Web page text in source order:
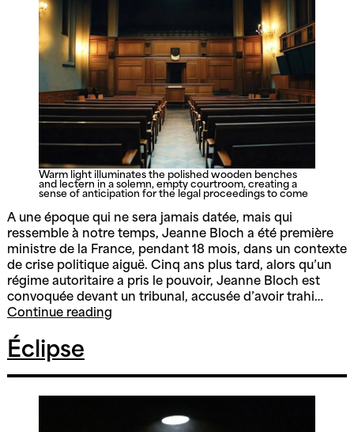
Warm light illuminates the polished wooden benches
and lectern in a solemn, empty courtroom, creating a
sense of anticipation for the legal proceedings to come
A une époque qui ne sera jamais datée, mais qui
ressemble à notre temps, Jeanne Bloch a été première
ministre de la France, pendant 18 mois, dans un contexte
de crise politique aiguë. Cinq ans plus tard, alors qu’un
régime autoritaire a pris le pouvoir, Jeanne Bloch est
convoquée devant un tribunal, accusée d’avoir trahi…
Continue readingLe
Bloch
Éclipse